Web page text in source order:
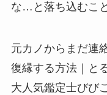
な…と落ち込むこ
元カノからまだ連
復縁する方法｜と
大人気鑑定士びび